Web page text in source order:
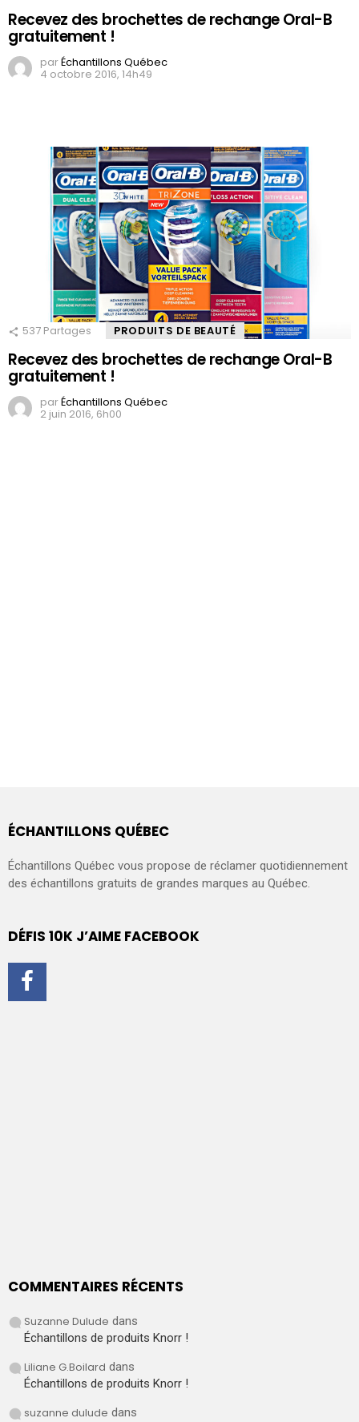
Recevez des brochettes de rechange Oral-B
gratuitement !
parÉchantillons Québec
4 octobre 2016, 14h49
537 Partages PRODUITS DE BEAUTÉ
Recevez des brochettes de rechange Oral-B
gratuitement !
parÉchantillons Québec
2 juin 2016, 6h00
ÉCHANTILLONS QUÉBEC
Échantillons Québec vous propose de réclamer quotidiennement
des échantillons gratuits de grandes marques au Québec.
DÉFIS 10K J’AIME FACEBOOK
COMMENTAIRES RÉCENTS
Suzanne Dulude dans
Échantillons de produits Knorr !
Liliane G.Boilard dans
Échantillons de produits Knorr !
suzanne dulude dans